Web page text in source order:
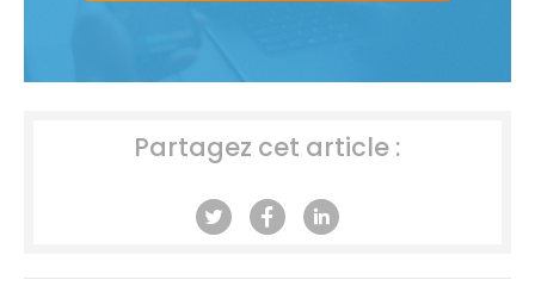
Partagez cet article :